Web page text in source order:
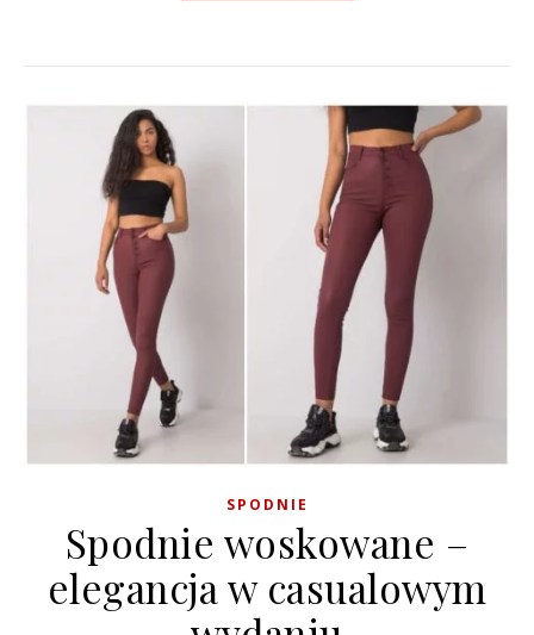
SPODNIE
Spodnie woskowane –
elegancja w casualowym